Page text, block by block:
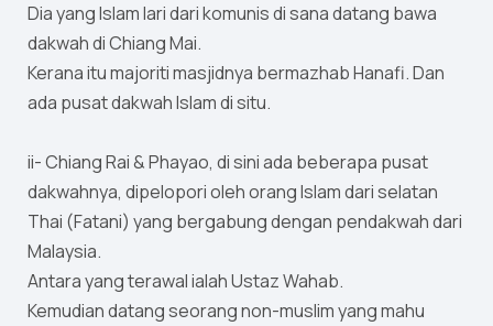
Dia yang Islam lari dari komunis di sana datang bawa
dakwah di Chiang Mai.
Kerana itu majoriti masjidnya bermazhab Hanafi. Dan
ada pusat dakwah Islam di situ.
ii- Chiang Rai & Phayao, di sini ada beberapa pusat
dakwahnya, dipelopori oleh orang Islam dari selatan
Thai (Fatani) yang bergabung dengan pendakwah dari
Malaysia.
Antara yang terawal ialah Ustaz Wahab.
Kemudian datang seorang non-muslim yang mahu